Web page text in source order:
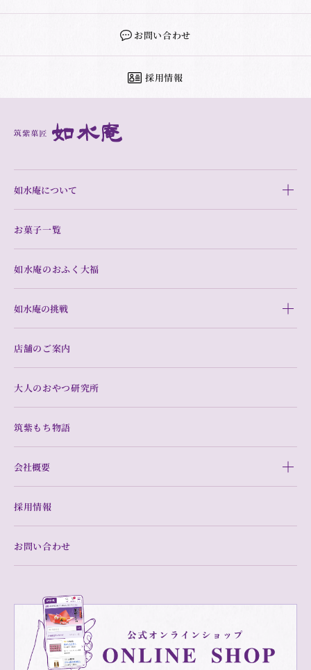
お問い合わせ
採用情報
如水庵について
お菓子一覧
如水庵のおふく大福
如水庵の挑戦
店舗のご案内
大人のおやつ研究所
筑紫もち物語
会社概要
採用情報
お問い合わせ